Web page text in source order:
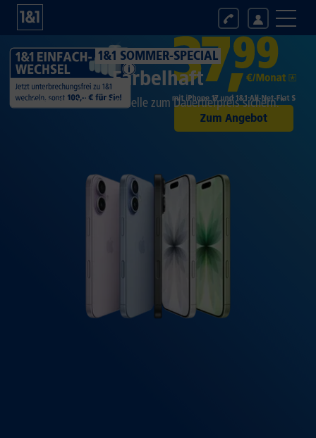
Zum Angebot
1&1 SOMMER-SPECIAL
Farbelhaft
Jetzt alle iPhone-Modelle zum Dauertiefpreis sichern.*